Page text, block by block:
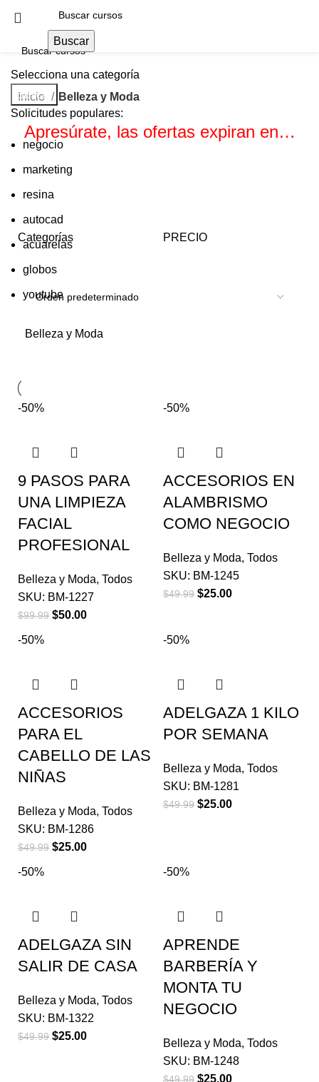
Buscar
Inicio Belleza y Moda
Apresúrate, las ofertas expiran en…
Horas
Categorías PRECIO
Belleza y Moda
-50%
9 PASOS PARA
UNA LIMPIEZA
FACIAL
PROFESIONAL
Belleza y Moda, Todos
SKU: BM-1227
$99.99 $50.00
-50%
ACCESORIOS EN
ALAMBRISMO
COMO NEGOCIO
Belleza y Moda, Todos
SKU: BM-1245
$49.99 $25.00
-50%
ACCESORIOS
PARA EL
CABELLO DE LAS
NIÑAS
Belleza y Moda, Todos
SKU: BM-1286
$49.99 $25.00
-50%
ADELGAZA 1 KILO
POR SEMANA
Belleza y Moda, Todos
SKU: BM-1281
$49.99 $25.00
-50%
ADELGAZA SIN
SALIR DE CASA
Belleza y Moda, Todos
SKU: BM-1322
$49.99 $25.00
-50%
APRENDE
BARBERÍA Y
MONTA TU
NEGOCIO
Belleza y Moda, Todos
SKU: BM-1248
$49.99 $25.00
Selecciona una categoría
Buscar
Solicitudes populares:
negocio
marketing
resina
autocad
acuarelas
globos
youtube